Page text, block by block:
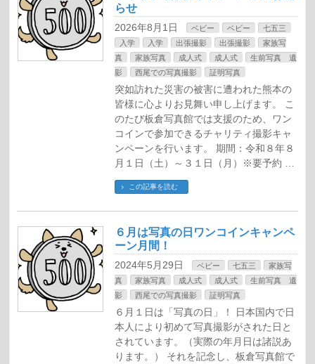
らせ
2026年8月1日 ベビー ベビー
七五三
入学
入学 出張撮影 出張撮影
家族写
真
家族写真 成人式 成人式
生前写真 遺
影
西尾での写真撮影 証明写真
突如訪れた災害の被害に遭われた熊本の
皆様に心よりお見舞い申し上げます。 こ
のたび板倉写真館では支援のため、ワン
コインで参加できるチャリティ撮影キャ
ンペーンを行います。 期間：令和８年８
月１日（土）～３１日（月）※要予約 …
この記事を読む
６月は写真の日ワンコインキャンペ
ーン月間！
2024年5月29日 ベビー 七五三
家族写
真
家族写真 成人式 成人式
生前写真 遺
影
西尾での写真撮影 証明写真
６月１日は「写真の日」！ 日本国内で日
本人により初めて写真撮影がされた日と
されています。（実際の年月日は諸説あ
ります。） それを記念し、板倉写真館で